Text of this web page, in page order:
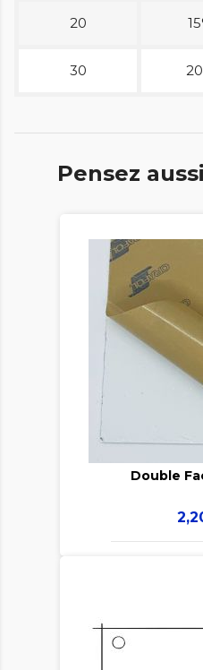
20
30
Pensez

Double